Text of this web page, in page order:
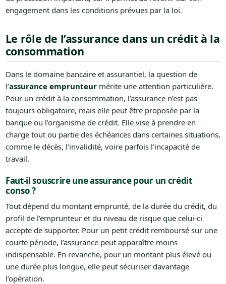
engagement dans les conditions prévues par la loi.
Le rôle de l’assurance dans un crédit à la
consommation
Dans le domaine bancaire et assurantiel, la question de
l’assurance emprunteurmérite une attention particulière.
Pour un crédit à la consommation, l’assurance n’est pas
toujours obligatoire, mais elle peut être proposée par la
banque ou l’organisme de crédit. Elle vise à prendre en
charge tout ou partie des échéances dans certaines situations,
comme le décès, l’invalidité, voire parfois l’incapacité de
travail.
Faut-il souscrire une assurance pour un crédit
conso ?
Tout dépend du montant emprunté, de la durée du crédit, du
profil de l’emprunteur et du niveau de risque que celui-ci
accepte de supporter. Pour un petit crédit remboursé sur une
courte période, l’assurance peut apparaître moins
indispensable. En revanche, pour un montant plus élevé ou
une durée plus longue, elle peut sécuriser davantage
l’opération.